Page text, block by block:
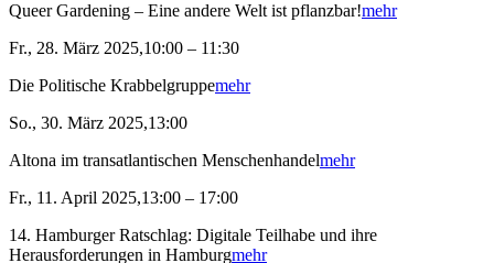
Queer Gardening – Eine andere Welt ist pflanzbar!mehr
Fr., 28. März 2025,10:00 – 11:30
Die Politische Krabbelgruppemehr
So., 30. März 2025,13:00
Altona im transatlantischen Menschenhandelmehr
Fr., 11. April 2025,13:00 – 17:00
14. Hamburger Ratschlag: Digitale Teilhabe und ihre
Herausforderungen in Hamburgmehr